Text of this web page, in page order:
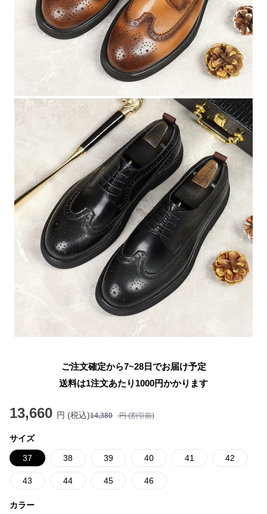
ご注文確定から7~28日でお届け予定
送料は1注文あたり 1000円かかります
13,660 円 (税込)14,380 円 (割引前)
サイズ
37 38 39 40 41 42
43 44 45 46
カラー